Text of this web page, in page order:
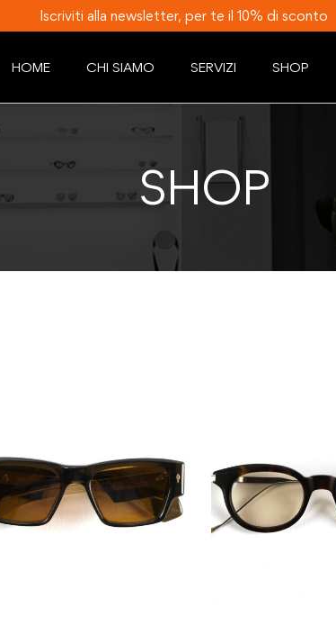
Iscriviti alla newsletter, per te il 10% di sconto
HOME CHI SIAMO SERVIZI SHOP
SHOP